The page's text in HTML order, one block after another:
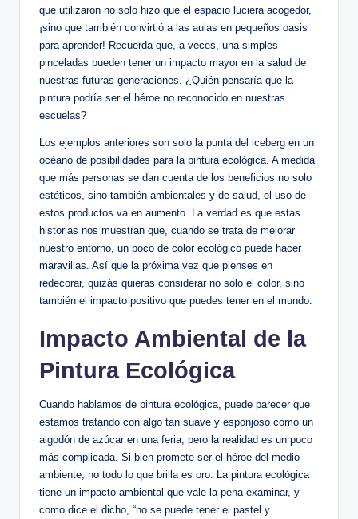
que utilizaron no solo hizo que el espacio luciera acogedor,
¡sino que también convirtió a las aulas en pequeños oasis
para aprender! Recuerda que, a veces, una simples
pinceladas pueden tener un impacto mayor en la salud de
nuestras futuras generaciones. ¿Quién pensaría que la
pintura podría ser el héroe no reconocido en nuestras
escuelas?
Los ejemplos anteriores son solo la punta del iceberg en un
océano de posibilidades para la pintura ecológica. A medida
que más personas se dan cuenta de los beneficios no solo
estéticos, sino también ambientales y de salud, el uso de
estos productos va en aumento. La verdad es que estas
historias nos muestran que, cuando se trata de mejorar
nuestro entorno, un poco de color ecológico puede hacer
maravillas. Así que la próxima vez que pienses en
redecorar, quizás quieras considerar no solo el color, sino
también el impacto positivo que puedes tener en el mundo.
Impacto Ambiental de la
Pintura Ecológica
Cuando hablamos de pintura ecológica, puede parecer que
estamos tratando con algo tan suave y esponjoso como un
algodón de azúcar en una feria, pero la realidad es un poco
más complicada. Si bien promete ser el héroe del medio
ambiente, no todo lo que brilla es oro. La pintura ecológica
tiene un impacto ambiental que vale la pena examinar, y
como dice el dicho, “no se puede tener el pastel y